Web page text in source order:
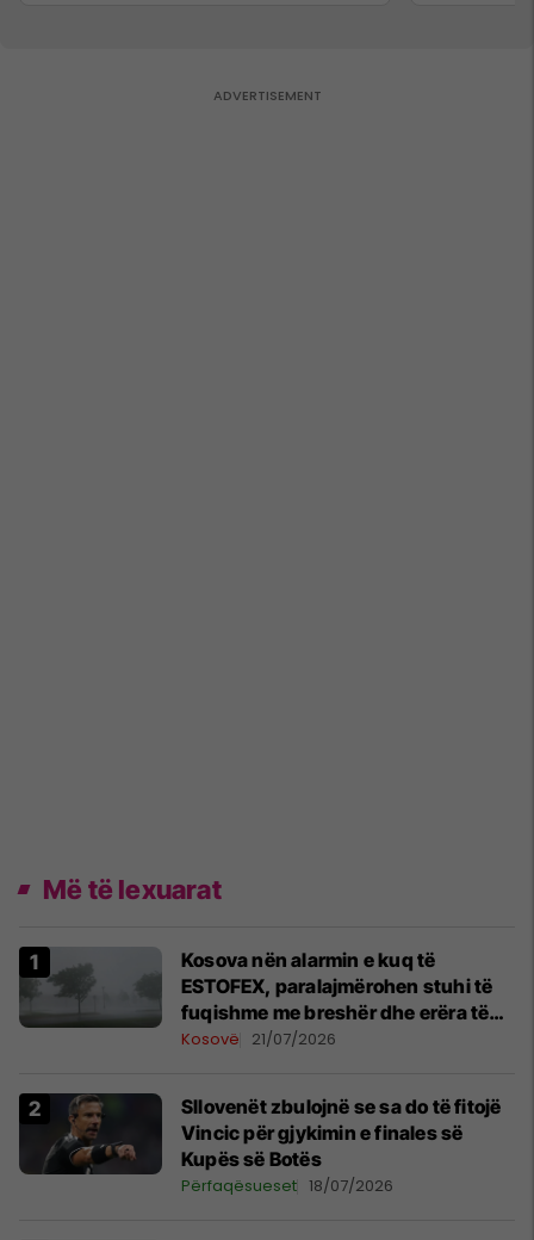
Më të lexuarat
Kosova nën alarmin e kuq të
ESTOFEX, paralajmërohen stuhi të
fuqishme me breshër dhe erëra të
forta
Kosovë 21/07/2026
Sllovenët zbulojnë se sa do të fitojë
Vincic për gjykimin e finales së
Kupës së Botës
Përfaqësueset 18/07/2026